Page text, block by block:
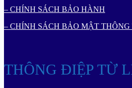
– CHÍNH SÁCH BẢO HÀNH
– CHÍNH SÁCH BẢO MẬT THÔNG
THÔNG ĐIỆP TỪ